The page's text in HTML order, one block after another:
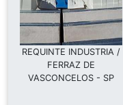
REQUINTE INDUSTRIA /
FERRAZ DE
VASCONCELOS - SP